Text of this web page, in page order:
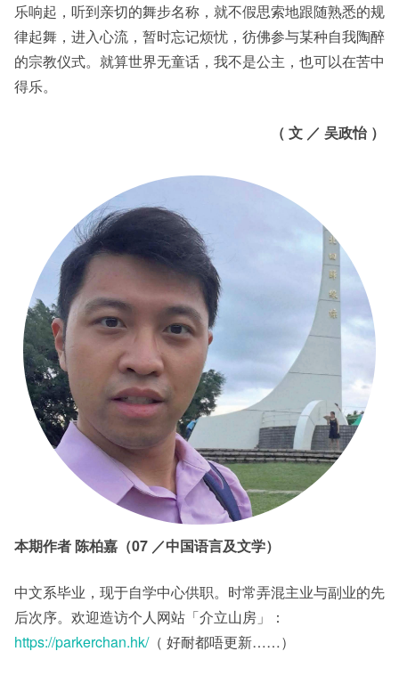
乐响起，听到亲切的舞步名称，就不假思索地跟随熟悉的规
律起舞，进入心流，暂时忘记烦忧，彷佛参与某种自我陶醉
的宗教仪式。就算世界无童话，我不是公主，也可以在苦中
得乐。
（ 文 ／ 吴政怡 ）
本期作者 陈柏嘉（07 ／中国语言及文学）
中文系毕业，现于自学中心供职。时常弄混主业与副业的先
后次序。欢迎造访个人网站「介立山房」：
https://parkerchan.hk/（ 好耐都唔更新……）